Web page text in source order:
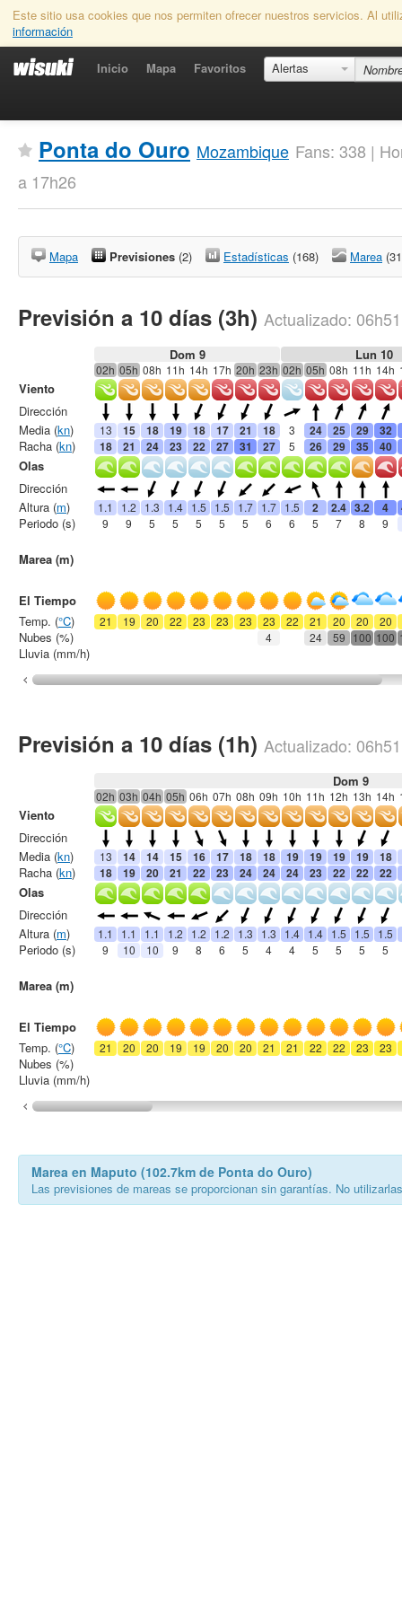
Este sitio usa cookies que nos permiten ofrecer nuestros servicios. Al
información
Inicio Mapa Favoritos Alertas
Ponta do Ouro Mozambique Fans: 338 |
a 17h26
Mapa Previsiones (2) Estadísticas (168) Marea
Previsión a 10 días (3h) Actualizado: 06h51
Dom 9 Lun 10
02h 05h 08h 11h 14h 17h 20h 23h 02h 05h 08h 11h 14h
13 15 18 19 18 17 21 18 3 24 25 29
32
18
21 24 23 22 27 31 27 5 26 29 35 40
1.1 1.2 1.3 1.4 1.5 1.5 1.7 1.7 1.5 2 2.4 3.2 4
9 9 5 5 5 5 5 6 6 5 7 8 9
21 19 20 22 23 23 23 23 22 21 20 20
20
4
24 59 100 100
Viento
Dirección
Media (kn)
Racha (kn)
Olas
Dirección
Altura (m)
Periodo (s)
Marea (m)
El Tiempo
Temp. (°C)
Nubes (%)
Lluvia (mm/h)
Previsión a 10 días (1h) Actualizado: 06h51
Dom 9
02h 03h 04h 05h 06h 07h 08h 09h 10h 11h 12h 13h 14h
13 14 14 15 16 17 18 18 19 19 19 19
18
18
19 20 21 22 23 24 24 24 23 22 22 22
1.1 1.1 1.1 1.2 1.2 1.2 1.3 1.3 1.4 1.4 1.5 1.5 1.5
9
10 10 9 8 6 5 4 4 5 5 5 5
21 20 20 19 19 20 20 21 21 22 22 23 23
Viento
Dirección
Media (kn)
Racha (kn)
Olas
Dirección
Altura (m)
Periodo (s)
Marea (m)
El Tiempo
Temp. (°C)
Nubes (%)
Lluvia (mm/h)
Marea en Maputo (102.7km de Ponta do Ouro)
Las previsiones de mareas se proporcionan sin garantías. No